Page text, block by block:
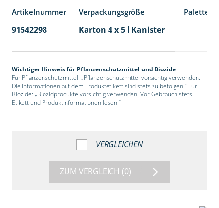
Artikelnummer Verpackungsgröße
91542298 Karton 4 x 5 l Kanister
Wichtiger Hinweis für Pflanzenschutzmittel und Biozide
Für Pflanzenschutzmittel: „Pflanzenschutzmittel vorsichtig verwenden.
Die Informationen auf dem Produktetikett sind stets zu befolgen.“ Für
Biozide: „Biozidprodukte vorsichtig verwenden. Vor Gebrauch stets
Etikett und Produktinformationen lesen.“
VERGLEICHEN
ZUM VERGLEICH (0)